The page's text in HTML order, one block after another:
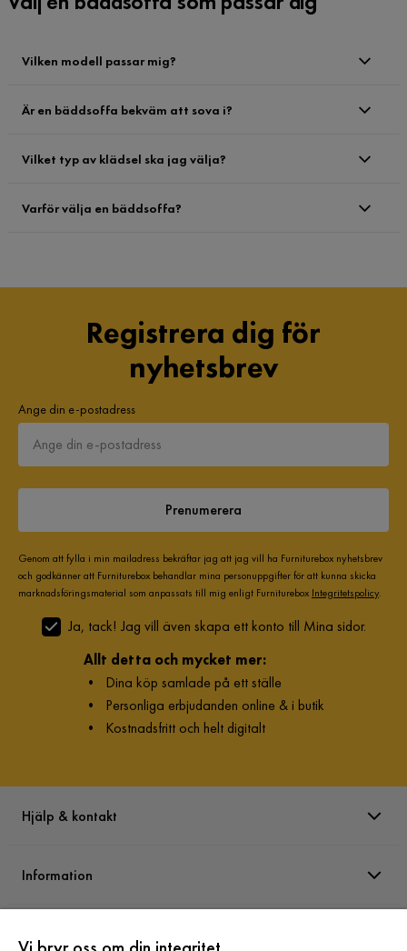
Vilken modell passar mig?
Är en bäddsoffa bekväm att sova i?
Vilket typ av klädsel ska jag välja?
Varför välja en bäddsoffa?
Registrera dig för
nyhetsbrev
Ange din e-postadress
Prenumerera
Genom att fylla i min mailadress bekräftar jag att jag vill ha Furniturebox nyhetsbrev
och godkänner att Furniturebox behandlar mina personuppgifter för att kunna skicka
marknadsföringsmaterial som anpassats till mig enligt Furniturebox Integritetspolicy.
Ja, tack! Jag vill även skapa ett konto till Mina sidor.
Allt detta och mycket mer:
• Dina köp samlade på ett ställe
• Personliga erbjudanden online & i butik
• Kostnadsfritt och helt digitalt
Hjälp & kontakt
Information